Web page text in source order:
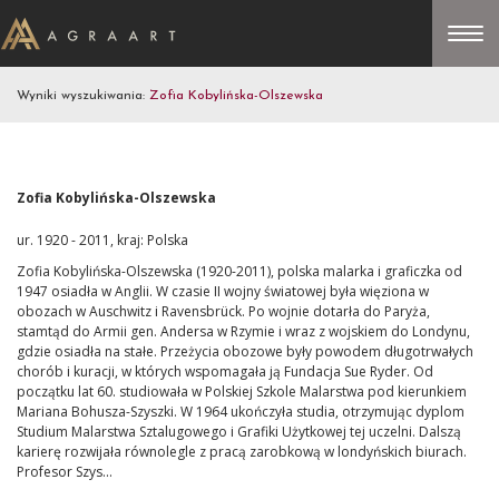
Wyniki wyszukiwania: Zofia Kobylińska-Olszewska
Zofia Kobylińska-Olszewska
ur. 1920 - 2011, kraj: Polska
Zofia Kobylińska-Olszewska (1920-2011), polska malarka i graficzka od
1947 osiadła w Anglii. W czasie II wojny światowej była więziona w
obozach w Auschwitz i Ravensbrück. Po wojnie dotarła do Paryża,
stamtąd do Armii gen. Andersa w Rzymie i wraz z wojskiem do Londynu,
gdzie osiadła na stałe. Przeżycia obozowe były powodem długotrwałych
chorób i kuracji, w których wspomagała ją Fundacja Sue Ryder. Od
początku lat 60. studiowała w Polskiej Szkole Malarstwa pod kierunkiem
Mariana Bohusza-Szyszki. W 1964 ukończyła studia, otrzymując dyplom
Studium Malarstwa Sztalugowego i Grafiki Użytkowej tej uczelni. Dalszą
karierę rozwijała równolegle z pracą zarobkową w londyńskich biurach.
Profesor Szys...